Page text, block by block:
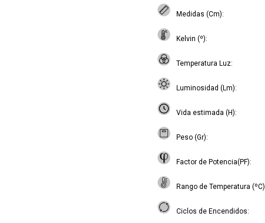
Medidas (Cm)
Kelvin (º)
Temperatura Luz
Luminosidad (Lm)
Vida estimada (H)
Peso (Gr)
Factor de Potencia(PF)
Rango de Temperatura (ºC)
Ciclos de Encendidos